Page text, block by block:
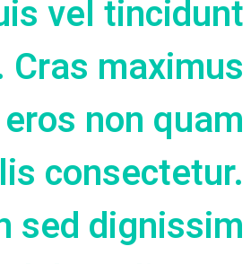
vel tincidunt
Cras maximus
eros non quam
consectetur.
sed dignissim